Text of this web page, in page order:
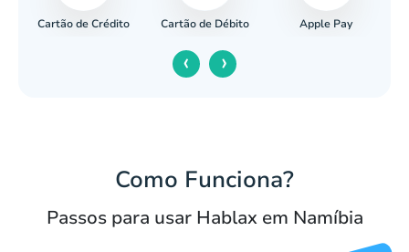
Cartão de Crédito Cartão de Débito Apple Pay
‹ ›
Como Funciona?
Passos para usar Hablax em Namíbia